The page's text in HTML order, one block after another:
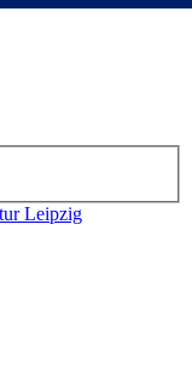
Leipzig